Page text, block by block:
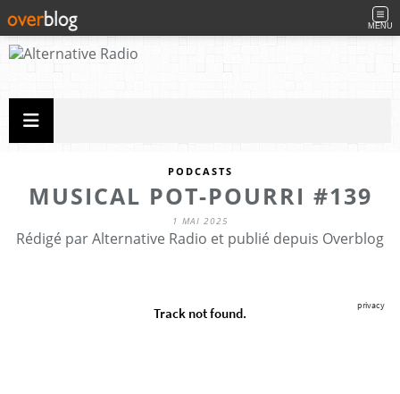
MENU
PODCASTS
MUSICAL POT-POURRI #139
1 MAI 2025
Rédigé par Alternative Radio et publié depuis Overblog